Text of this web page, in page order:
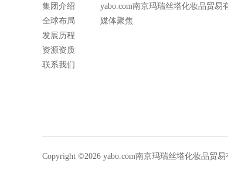
集团介绍
全球布局
发展历程
资源资质
联系我们
yabo.com南京玛瑞丝塔化妆品贸易
媒体聚焦
Copyright ©2026 yabo.com南京玛瑞丝塔化妆品贸易